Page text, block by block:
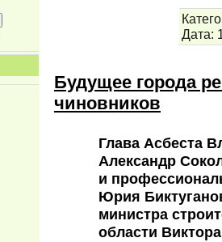
Дата:
Будущее города
чиновников
Глава Асбеста
Александр
и
Юрия
министра
области